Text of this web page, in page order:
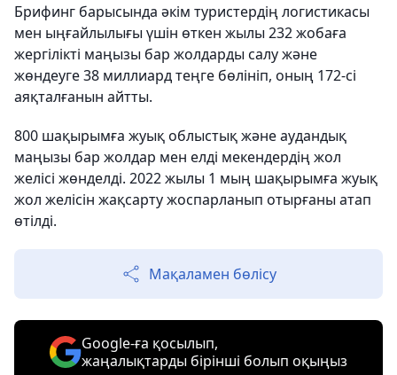
Брифинг барысында әкім туристердің логистикасы
мен ыңғайлылығы үшін өткен жылы 232 жобаға
жергілікті маңызы бар жолдарды салу және
жөндеуге 38 миллиард теңге бөлініп, оның 172-сі
аяқталғанын айтты.
800 шақырымға жуық облыстық және аудандық
маңызы бар жолдар мен елді мекендердің жол
желісі жөнделді. 2022 жылы 1 мың шақырымға жуық
жол желісін жақсарту жоспарланып отырғаны атап
өтілді.
Мақаламен бөлісу
Google-ға қосылып,
жаңалықтарды бірінші болып оқыңыз